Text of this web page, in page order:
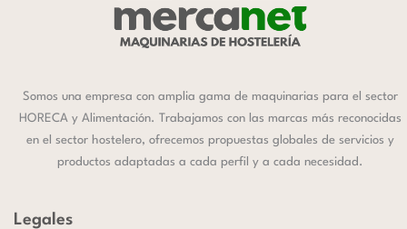
Somos una empresa con amplia gama de maquinarias para el sector
HORECA y Alimentación. Trabajamos con las marcas más reconocidas
en el sector hostelero, ofrecemos propuestas globales de servicios y
productos adaptadas a cada perfil y a cada necesidad.
Legales